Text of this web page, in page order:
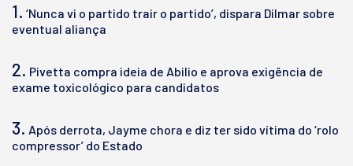
1. ‘Nunca vi o partido trair o partido’, dispara Dilmar sobre
eventual aliança
2. Pivetta compra ideia de Abilio e aprova exigência de
exame toxicológico para candidatos
3. Após derrota, Jayme chora e diz ter sido vítima do ‘rolo
compressor’ do Estado